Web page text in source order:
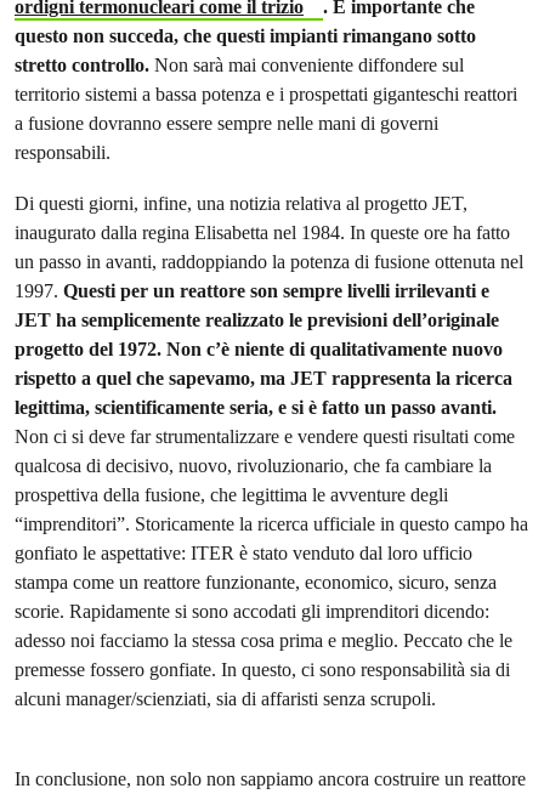
ordigni termonucleari come il trizio
. È importante che
questo non succeda, che questi impianti rimangano sotto
stretto controllo. Non sarà mai conveniente diffondere sul
territorio sistemi a bassa potenza e i prospettati giganteschi reattori
a fusione dovranno essere sempre nelle mani di governi
responsabili.
Di questi giorni, infine, una notizia relativa al progetto JET,
inaugurato dalla regina Elisabetta nel 1984. In queste ore ha fatto
un passo in avanti, raddoppiando la potenza di fusione ottenuta nel
1997. Questi per un reattore son sempre livelli irrilevanti e
JET ha semplicemente realizzato le previsioni dell’originale
progetto del 1972. Non c’è niente di qualitativamente nuovo
rispetto a quel che sapevamo, ma JET rappresenta la ricerca
legittima, scientificamente seria, e si è fatto un passo avanti.
Non ci si deve far strumentalizzare e vendere questi risultati come
qualcosa di decisivo, nuovo, rivoluzionario, che fa cambiare la
prospettiva della fusione, che legittima le avventure degli
“imprenditori”. Storicamente la ricerca ufficiale in questo campo ha
gonfiato le aspettative: ITER è stato venduto dal loro ufficio
stampa come un reattore funzionante, economico, sicuro, senza
scorie. Rapidamente si sono accodati gli imprenditori dicendo:
adesso noi facciamo la stessa cosa prima e meglio. Peccato che le
premesse fossero gonfiate. In questo, ci sono responsabilità sia di
alcuni manager/scienziati, sia di affaristi senza scrupoli.
In conclusione, non solo non sappiamo ancora costruire un reattore